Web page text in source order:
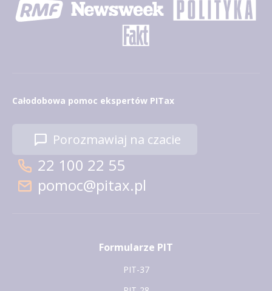
Całodobowa pomoc ekspertów PITax
Porozmawiaj na czacie
22 100 22 55
pomoc@pitax.pl
Formularze PIT
PIT-37